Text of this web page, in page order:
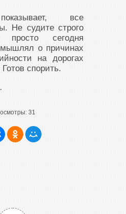
все
Не судите строго
сегодня
о причинах
на дорогах
спорить.
31